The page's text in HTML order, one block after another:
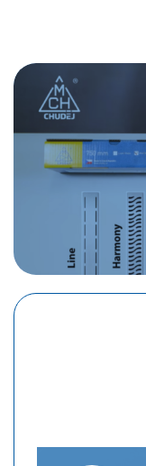
nerez.
rámečkem
množství